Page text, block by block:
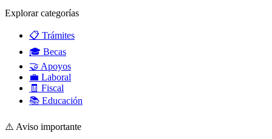
Explorar categorías
📋 Trámites
🎓 Becas
🤝 Apoyos
💼 Laboral
🧾 Fiscal
📚 Educación
⚠️ Aviso importante